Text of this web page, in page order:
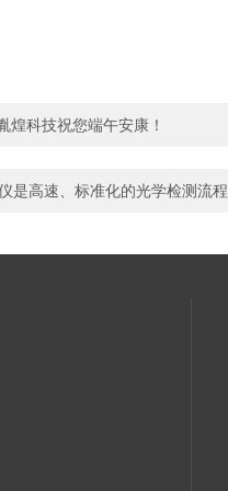
煌科技祝您端午安康！
是高速、标准化的光学检测流程